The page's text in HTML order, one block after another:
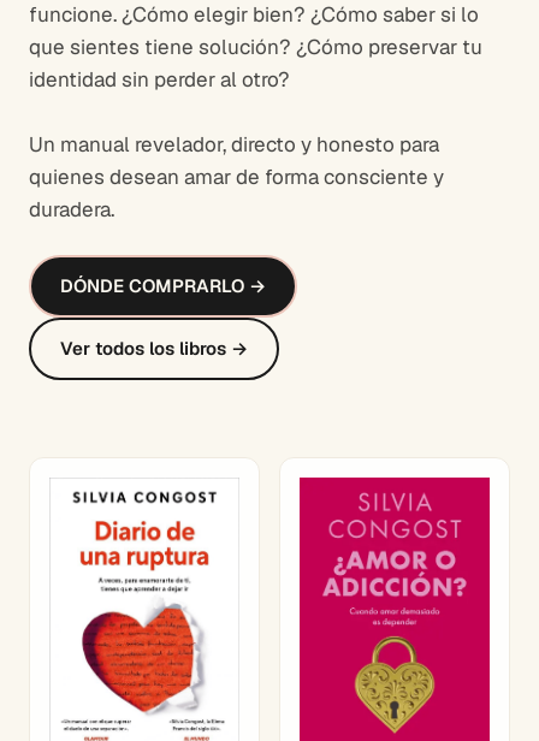
funcione. ¿Cómo elegir bien? ¿Cómo saber si lo
que sientes tiene solución? ¿Cómo preservar tu
identidad sin perder al otro?
Un manual revelador, directo y honesto para
quienes desean amar de forma consciente y
duradera.
DÓNDE COMPRARLO →
Ver todos los libros →